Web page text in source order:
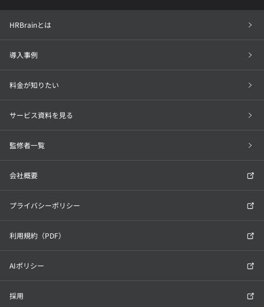
HRBrainとは
導入事例
料金が知りたい
サービス資料を見る
監修者一覧
会社概要
プライバシーポリシー
利用規約（PDF）
AIポリシー
採用